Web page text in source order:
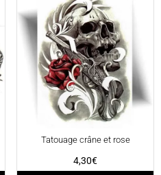
Tatouage crâne et rose
4,30€